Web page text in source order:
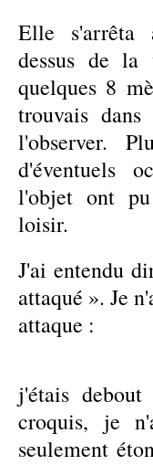
Elle s'arrêta
dessus de
quelques 8
trouvais
l'observer.
d'éventuels
l'objet ont pu
loisir.
J'ai entendu
attaqué ». Je
attaque :
j'étais
croquis, je
seulement